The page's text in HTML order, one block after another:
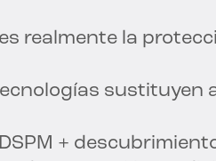
realmente la
sustituyen
+